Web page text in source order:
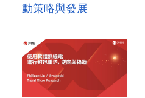
動策略與發展